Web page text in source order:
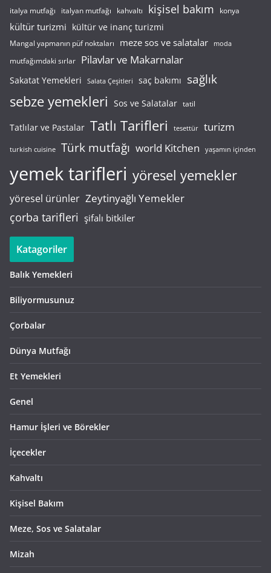
italya mutfağı italyan mutfağı kahvaltı kişisel bakım konya
kültür turizmi kültür ve inanç turizmi
Mangal yapmanın püf noktaları meze sos ve salatalar moda
mutfağımdaki sırlar Pilavlar ve Makarnalar
Sakatat Yemekleri Salata Çeşitleri saç bakımı sağlık
sebze yemekleri Sos ve Salatalar tatil
Tatlılar ve Pastalar Tatlı Tarifleri tesettür turizm
turkish cuisine Türk mutfağı world Kitchen yaşamın içinden
yemek tarifleri yöresel yemekler
yöresel ürünler Zeytinyağlı Yemekler
çorba tarifleri şifalı bitkiler
Katagoriler
Balık Yemekleri
Biliyormusunuz
Çorbalar
Dünya Mutfağı
Et Yemekleri
Genel
Hamur İşleri ve Börekler
İçecekler
Kahvaltı
Kişisel Bakım
Meze, Sos ve Salatalar
Mizah